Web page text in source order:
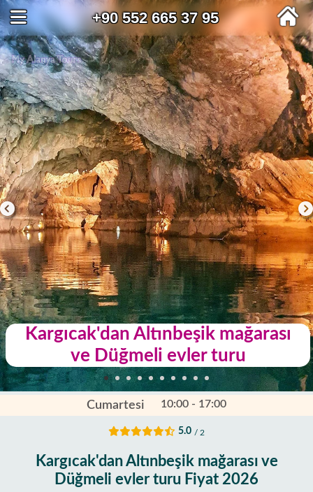
+90 552 665 37 95
Kargıcak'dan Altınbeşik mağarası
ve Düğmeli evler turu
Cumartesi 10:00 - 17:00
5.0 / 2
Kargıcak'dan Altınbeşik mağarası ve
Düğmeli evler turu Fiyat 2026